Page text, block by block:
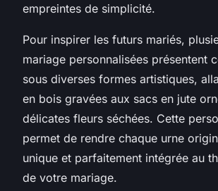
empreintes de simplicité.
Pour inspirer les futurs mariés,
mariage personnalisées présentent
sous diverses formes artistiques,
en bois gravées aux sacs en jute
délicates fleurs séchées. Cette
permet de rendre chaque urne
unique et parfaitement intégrée au
de votre mariage.